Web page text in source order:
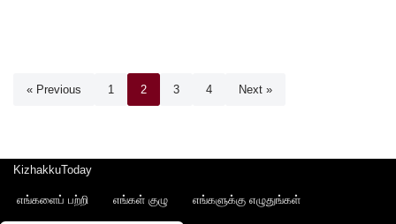
« Previous 1 2 3 4 Next »
KizhakkuToday
எங்களைப் பற்றி எங்கள் குழு எங்களுக்கு எழுதுங்கள்